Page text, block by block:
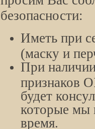
безопасности:
Иметь при
(маску и
При
признаков
будет
которые мы
время.